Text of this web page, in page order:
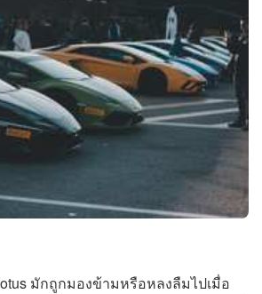
มักถูกมองข้ามหรือหลงลืมไปเมื่อ